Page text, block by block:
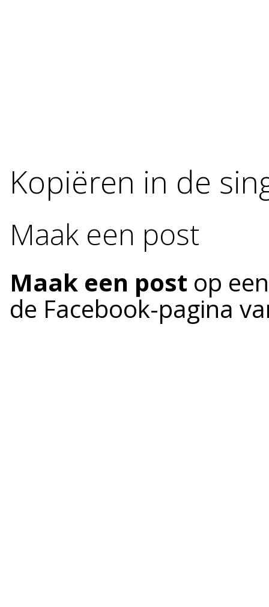
Kopiëren in de
Maak een post
Maak een post op
de Facebook-pagina